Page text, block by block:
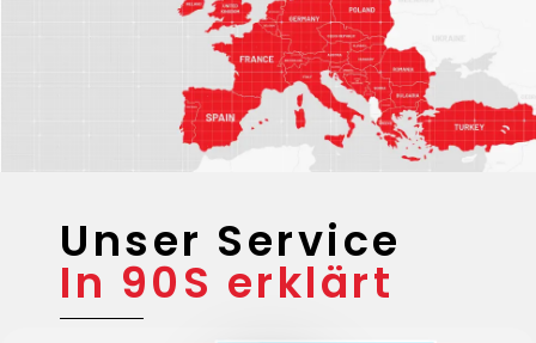
Unser Service
In 90S erklärt